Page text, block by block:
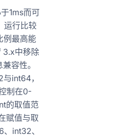
1ms而可
运行比较
例最高能
3.x中移除
容性。
int64，
制在0-
的取值范
赋值与取
int32、